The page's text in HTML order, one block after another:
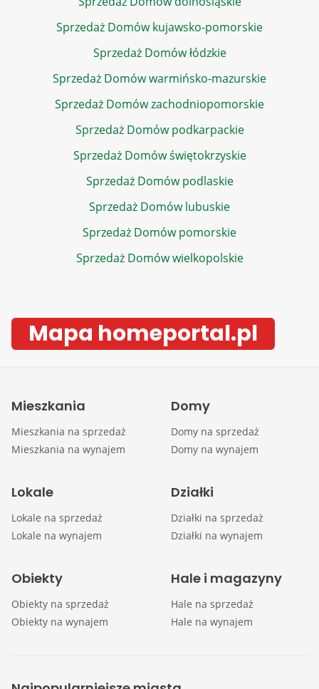
Sprzedaż Domów kujawsko-pomorskie
Sprzedaż Domów łódzkie
Sprzedaż Domów warmińsko-mazurskie
Sprzedaż Domów zachodniopomorskie
Sprzedaż Domów podkarpackie
Sprzedaż Domów świętokrzyskie
Sprzedaż Domów podlaskie
Sprzedaż Domów lubuskie
Sprzedaż Domów pomorskie
Sprzedaż Domów wielkopolskie
Mapa homeportal.pl
Mieszkania
Mieszkania na sprzedaż
Mieszkania na wynajem
Domy
Domy na sprzedaż
Domy na wynajem
Lokale
Lokale na sprzedaż
Lokale na wynajem
Działki
Działki na sprzedaż
Działki na wynajem
Obiekty
Obiekty na sprzedaż
Obiekty na wynajem
Hale i magazyny
Hale na sprzedaż
Hale na wynajem